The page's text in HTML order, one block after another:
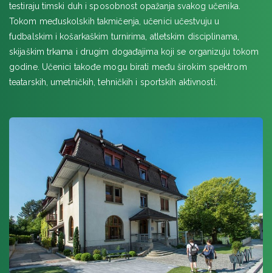
Institut auf dem Rosenberg
VERBIJE
VILLARS-SUR-OLLON
Collège Alpin Beau Soleil
Collège du Lèman
testiraju timski duh i sposobnost opažanja svakog učenika.
Tokom međuskolskih takmičenja, učenici učestvuju u
fudbalskim i košarkaškim turnirima, atletskim disciplinama,
skijaškim trkama i drugim događajima koji se organizuju tokom
godine. Učenici takođe mogu birati među širokim spektrom
teatarskih, umetničkih, tehničkih i sportskih aktivnosti.